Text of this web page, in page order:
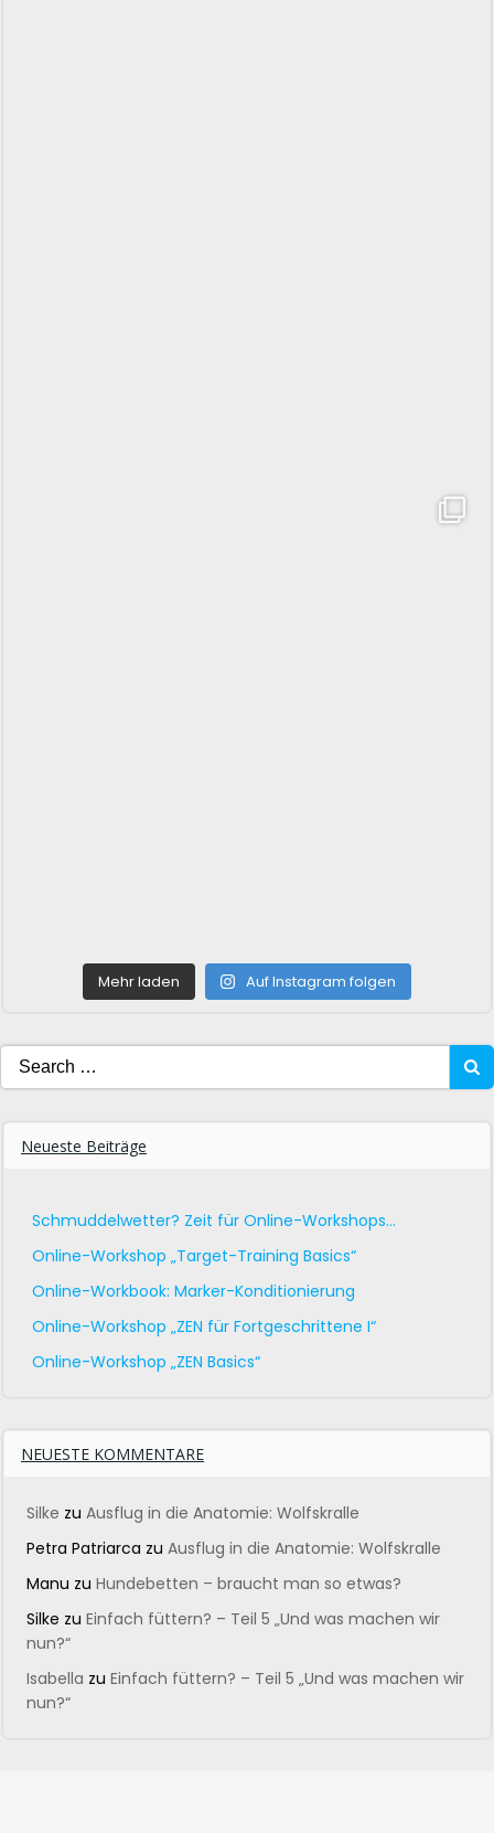
Mehr laden Auf Instagram folgen
Search
for:
Neueste Beiträge
Schmuddelwetter? Zeit für Online-Workshops…
Online-Workshop „Target-Training Basics“
Online-Workbook: Marker-Konditionierung
Online-Workshop „ZEN für Fortgeschrittene I“
Online-Workshop „ZEN Basics“
NEUESTE KOMMENTARE
Silke zu Ausflug in die Anatomie: Wolfskralle
Petra Patriarca zu Ausflug in die Anatomie: Wolfskralle
Manu zu Hundebetten – braucht man so etwas?
Silke zu Einfach füttern? – Teil 5 „Und was machen wir
nun?“
Isabella zu Einfach füttern? – Teil 5 „Und was machen wir
nun?“